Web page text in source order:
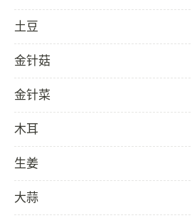
土豆
金针菇
金针菜
木耳
生姜
大蒜